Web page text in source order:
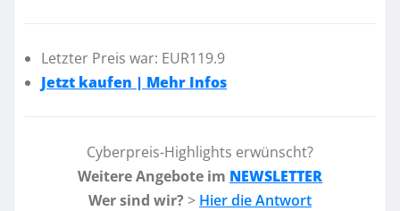
Letzter Preis war: EUR119.9
Jetzt kaufen | Mehr Infos
Cyberpreis-Highlights erwünscht?
Weitere Angebote im NEWSLETTER
Wer sind wir? > Hier die Antwort